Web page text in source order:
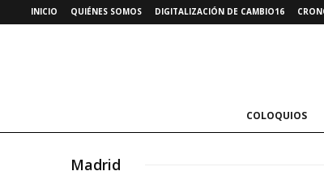
INICIO QUIÉNES SOMOS DIGITALIZACIÓN DE CAMBIO16
COLOQUIOS
Madrid